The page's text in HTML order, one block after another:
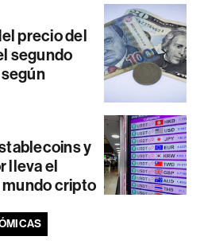
precio del
segundo
y
lleva el
mundo cripto